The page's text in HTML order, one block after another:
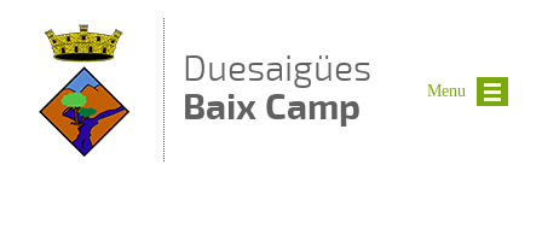
Duesaigües
Baix Camp
Menu